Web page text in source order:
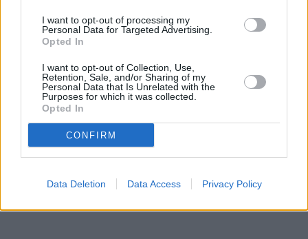
I want to opt-out of processing my
Personal Data for Targeted Advertising.
Opted In
I want to opt-out of Collection, Use,
Retention, Sale, and/or Sharing of my
Personal Data that Is Unrelated with the
Purposes for which it was collected.
Opted In
CONFIRM
Data Deletion Data Access Privacy Policy